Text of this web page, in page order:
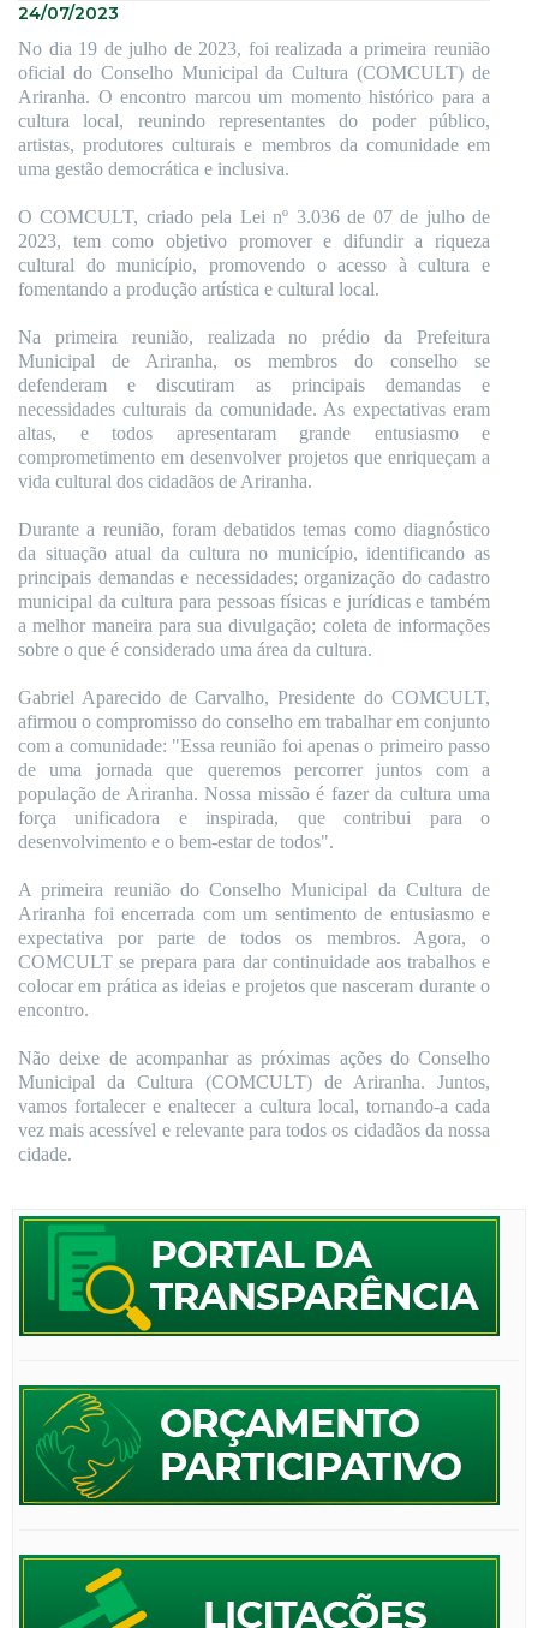
24/07/2023
No dia 19 de julho de 2023, foi realizada a primeira reunião
oficial do Conselho Municipal da Cultura (COMCULT) de
Ariranha. O encontro marcou um momento histórico para a
cultura local, reunindo representantes do poder público,
artistas, produtores culturais e membros da comunidade em
uma gestão democrática e inclusiva.
O COMCULT, criado pela Lei nº 3.036 de 07 de julho de
2023, tem como objetivo promover e difundir a riqueza
cultural do município, promovendo o acesso à cultura e
fomentando a produção artística e cultural local.
Na primeira reunião, realizada no prédio da Prefeitura
Municipal de Ariranha, os membros do conselho se
defenderam e discutiram as principais demandas e
necessidades culturais da comunidade. As expectativas eram
altas, e todos apresentaram grande entusiasmo e
comprometimento em desenvolver projetos que enriqueçam a
vida cultural dos cidadãos de Ariranha.
Durante a reunião, foram debatidos temas como diagnóstico
da situação atual da cultura no município, identificando as
principais demandas e necessidades; organização do cadastro
municipal da cultura para pessoas físicas e jurídicas e também
a melhor maneira para sua divulgação; coleta de informações
sobre o que é considerado uma área da cultura.
Gabriel Aparecido de Carvalho, Presidente do COMCULT,
afirmou o compromisso do conselho em trabalhar em conjunto
com a comunidade: "Essa reunião foi apenas o primeiro passo
de uma jornada que queremos percorrer juntos com a
população de Ariranha. Nossa missão é fazer da cultura uma
força unificadora e inspirada, que contribui para o
desenvolvimento e o bem-estar de todos".
A primeira reunião do Conselho Municipal da Cultura de
Ariranha foi encerrada com um sentimento de entusiasmo e
expectativa por parte de todos os membros. Agora, o
COMCULT se prepara para dar continuidade aos trabalhos e
colocar em prática as ideias e projetos que nasceram durante o
encontro.
Não deixe de acompanhar as próximas ações do Conselho
Municipal da Cultura (COMCULT) de Ariranha. Juntos,
vamos fortalecer e enaltecer a cultura local, tornando-a cada
vez mais acessível e relevante para todos os cidadãos da nossa
cidade.